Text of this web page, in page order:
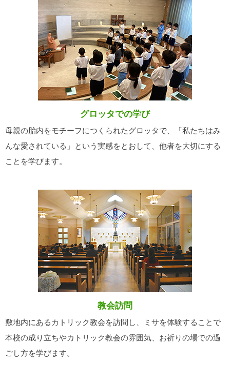
グロッタでの学び
母親の胎内をモチーフにつくられたグロッタで、「私たちはみ
んな愛されている」という実感をとおして、他者を大切にする
ことを学びます。
教会訪問
敷地内にあるカトリック教会を訪問し、ミサを体験することで
本校の成り立ちやカトリック教会の雰囲気、お祈りの場での過
ごし方を学びます。